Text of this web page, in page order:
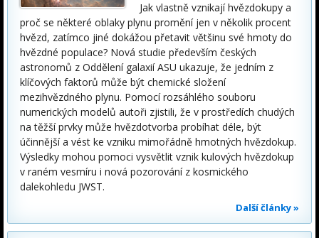
Jak vlastně vznikají hvězdokupy a
proč se některé oblaky plynu promění jen v několik procent
hvězd, zatímco jiné dokážou přetavit většinu své hmoty do
hvězdné populace? Nová studie především českých
astronomů z Oddělení galaxií ASU ukazuje, že jedním z
klíčových faktorů může být chemické složení
mezihvězdného plynu. Pomocí rozsáhlého souboru
numerických modelů autoři zjistili, že v prostředích chudých
na těžší prvky může hvězdotvorba probíhat déle, být
účinnější a vést ke vzniku mimořádně hmotných hvězdokup.
Výsledky mohou pomoci vysvětlit vznik kulových hvězdokup
v raném vesmíru i nová pozorování z kosmického
dalekohledu JWST.
Další články »